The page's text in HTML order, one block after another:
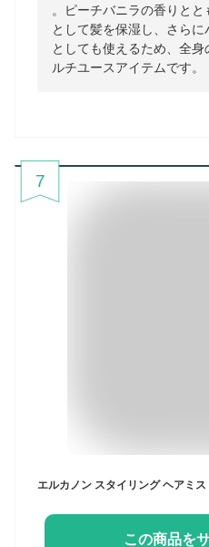
。ピーチバニラの香りと
として髪を保湿し、さら
としても使えるため、全
ルチユースアイテムです。
7
この商品を